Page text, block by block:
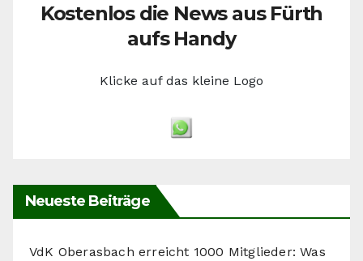
Kostenlos die News aus Fürth
aufs Handy
Klicke auf das kleine Logo
Neueste Beiträge
VdK Oberasbach erreicht 1000 Mitglieder: Was